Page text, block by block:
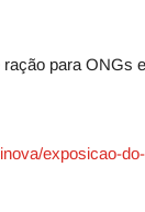
para ONGs
exposicao-